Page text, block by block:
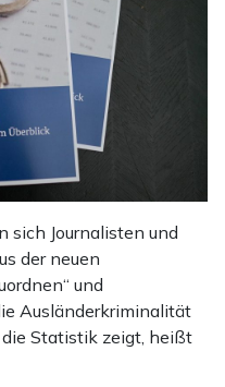
sich Journalisten und
der neuen
und
Ausländerkriminalität
Statistik zeigt, heißt